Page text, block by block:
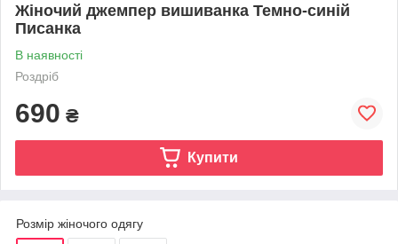
Жіночий джемпер вишиванка Темно-синій
Писанка
В наявності
Роздріб
690 ₴
Купити
Розмір жіночого одягу